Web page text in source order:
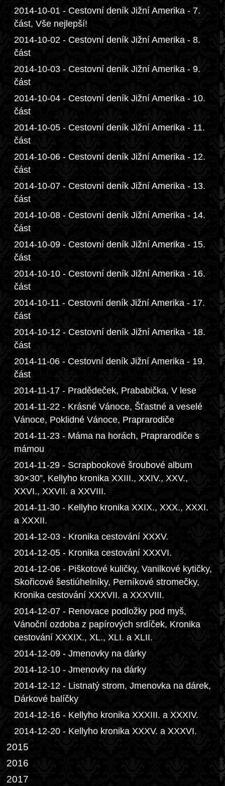
2014-10-01 - Cestovní deník Jižní Amerika - 7.
část, Vše nejlepší!
2014-10-02 - Cestovní deník Jižní Amerika - 8.
část
2014-10-03 - Cestovní deník Jižní Amerika - 9.
část
2014-10-04 - Cestovní deník Jižní Amerika - 10.
část
2014-10-05 - Cestovní deník Jižní Amerika - 11.
část
2014-10-06 - Cestovní deník Jižní Amerika - 12.
část
2014-10-07 - Cestovní deník Jižní Amerika - 13.
část
2014-10-08 - Cestovní deník Jižní Amerika - 14.
část
2014-10-09 - Cestovní deník Jižní Amerika - 15.
část
2014-10-10 - Cestovní deník Jižní Amerika - 16.
část
2014-10-11 - Cestovní deník Jižní Amerika - 17.
část
2014-10-12 - Cestovní deník Jižní Amerika - 18.
část
2014-11-06 - Cestovní deník Jižní Amerika - 19.
část
2014-11-17 - Pradědeček, Prababička, V lese
2014-11-22 - Krásné Vánoce, Šťastné a veselé
Vánoce, Poklidné Vánoce, Praprarodiče
2014-11-23 - Máma na horách, Praprarodiče s
mámou
2014-11-29 - Scrapbookové šroubové album
30×30”, Kellyho kronika XXIII., XXIV., XXV.,
XXVI., XXVII. a XXVIII.
2014-11-30 - Kellyho kronika XXIX., XXX., XXXI.
a XXXII.
2014-12-03 - Kronika cestování XXXV.
2014-12-05 - Kronika cestování XXXVI.
2014-12-06 - Piškotové kuličky, Vanilkové kytičky,
Skořicové šestiúhelníky, Perníkové stromečky,
Kronika cestování XXXVII. a XXXVIII.
2014-12-07 - Renovace podložky pod myš,
Vánoční ozdoba z papírových srdíček, Kronika
cestování XXXIX., XL., XLI. a XLII.
2014-12-09 - Jmenovky na dárky
2014-12-10 - Jmenovky na dárky
2014-12-12 - Listnatý strom, Jmenovka na dárek,
Dárkové balíčky
2014-12-16 - Kellyho kronika XXXIII. a XXXIV.
2014-12-20 - Kellyho kronika XXXV. a XXXVI.
2015
2016
2017